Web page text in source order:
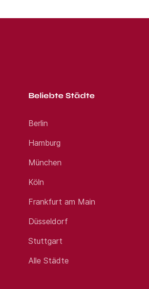
Beliebte Städte
Berlin
Hamburg
München
Köln
Frankfurt am Main
Düsseldorf
Stuttgart
Alle Städte